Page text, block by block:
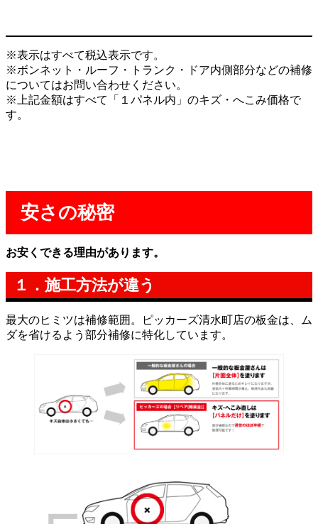
※表示はすべて税込表示です。
※ボンネット・ルーフ・トランク・ドア内側部分などの補修
についてはお問い合わせください。
※上記金額はすべて「１パネル内」のキズ・へこみ価格で
す。
安さの秘密
お安くできる理由があります。
１．施工方法が違う
最大のヒミツは補修範囲。ピッカーズ清水町店の板金は、ム
ダを省けるよう部分補修に特化しています。